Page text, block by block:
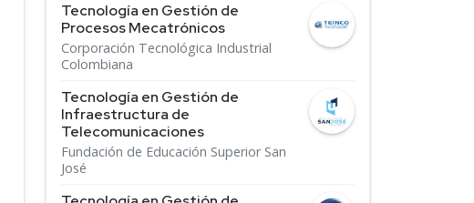
Tecnología en Gestión de
Procesos Mecatrónicos
Corporación Tecnológica Industrial
Colombiana
Tecnología en Gestión de
Infraestructura de
Telecomunicaciones
Fundación de Educación Superior San
José